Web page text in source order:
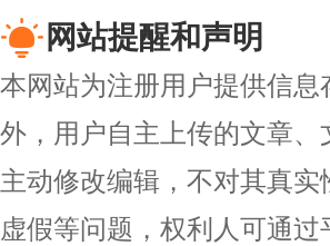
网站提醒和声明
本网站为注册用户提供信
外，用户自主上传的文章
主动修改编辑，不对其真
虚假等问题，权利人可通